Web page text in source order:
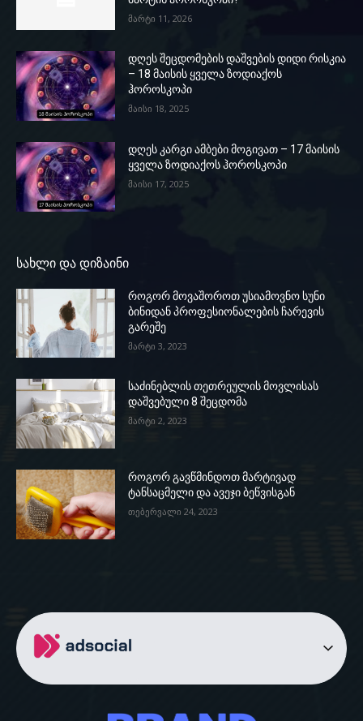
მარტი 11, 2026
დღეს შეცდომების დაშვების დიდი რისკია
– 18 მაისის ყველა ზოდიაქოს
ჰოროსკოპი
მაისი 18, 2025
დღეს კარგი ამბები მოგივათ – 17 მაისის
ყველა ზოდიაქოს ჰოროსკოპი
მაისი 17, 2025
სახლი და დიზაინი
როგორ მოვაშოროთ უსიამოვნო სუნი
ბინიდან პროფესიონალების ჩარევის
გარეშე
მარტი 3, 2023
საძინებლის თეთრეულის მოვლისას
დაშვებული 8 შეცდომა
მარტი 2, 2023
როგორ გავწმინდოთ მარტივად
ტანსაცმელი და ავეჯი ბეწვისგან
თებერვალი 24, 2023